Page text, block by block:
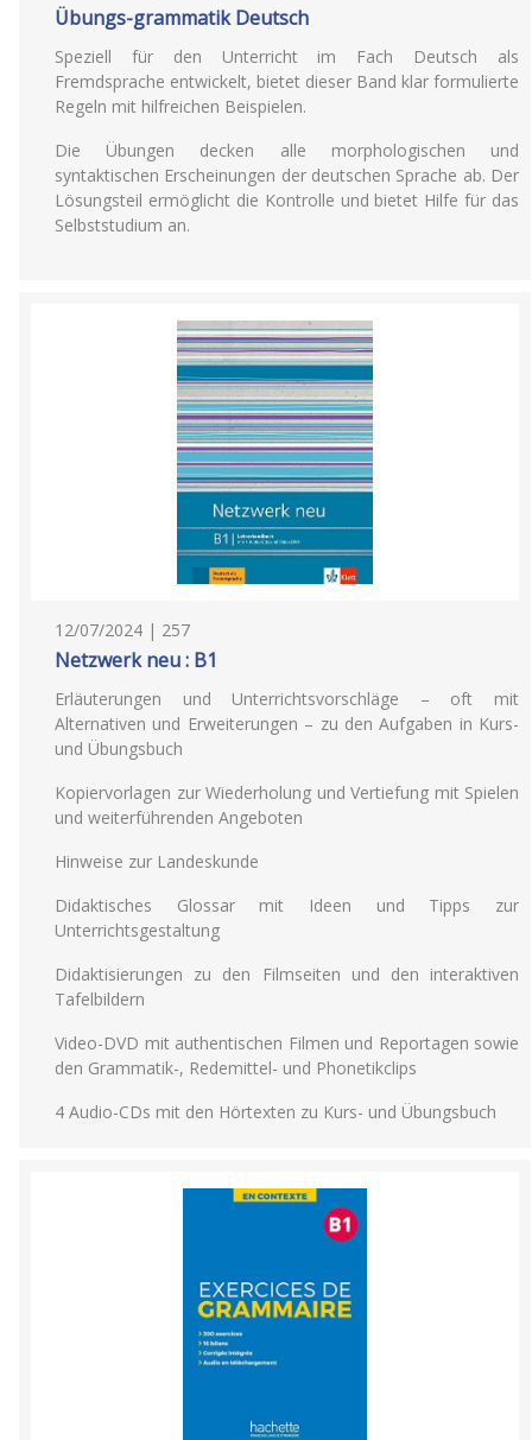
Übungs-grammatik Deutsch
Speziell für den Unterricht im Fach Deutsch als
Fremdsprache entwickelt, bietet dieser Band klar formulierte
Regeln mit hilfreichen Beispielen.
Die Übungen decken alle morphologischen und
syntaktischen Erscheinungen der deutschen Sprache ab. Der
Lösungsteil ermöglicht die Kontrolle und bietet Hilfe für das
Selbststudium an.
12/07/2024 | 257
Netzwerk neu : B1
Erläuterungen und Unterrichtsvorschläge – oft mit
Alternativen und Erweiterungen – zu den Aufgaben in Kurs-
und Übungsbuch
Kopiervorlagen zur Wiederholung und Vertiefung mit Spielen
und weiterführenden Angeboten
Hinweise zur Landeskunde
Didaktisches Glossar mit Ideen und Tipps zur
Unterrichtsgestaltung
Didaktisierungen zu den Filmseiten und den interaktiven
Tafelbildern
Video-DVD mit authentischen Filmen und Reportagen sowie
den Grammatik-, Redemittel- und Phonetikclips
4 Audio-CDs mit den Hörtexten zu Kurs- und Übungsbuch